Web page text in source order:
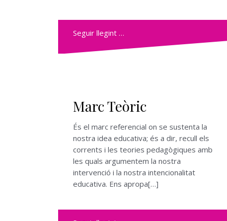
Seguir llegint …
Marc Teòric
És el marc referencial on se sustenta la
nostra idea educativa; és a dir, recull els
corrents i les teories pedagògiques amb
les quals argumentem la nostra
intervenció i la nostra intencionalitat
educativa. Ens apropa[…]